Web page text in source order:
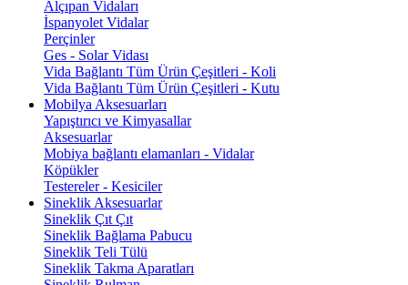
Alçıpan Vidaları
İspanyolet Vidalar
Perçinler
Ges - Solar Vidası
Vida Bağlantı Tüm Ürün Çeşitleri - Koli
Vida Bağlantı Tüm Ürün Çeşitleri - Kutu
Mobilya Aksesuarları
Yapıştırıcı ve Kimyasallar
Aksesuarlar
Mobiya bağlantı elamanları - Vidalar
Köpükler
Testereler - Kesiciler
Sineklik Aksesuarlar
Sineklik Çıt Çıt
Sineklik Bağlama Pabucu
Sineklik Teli Tülü
Sineklik Takma Aparatları